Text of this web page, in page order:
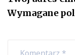
Wymagane